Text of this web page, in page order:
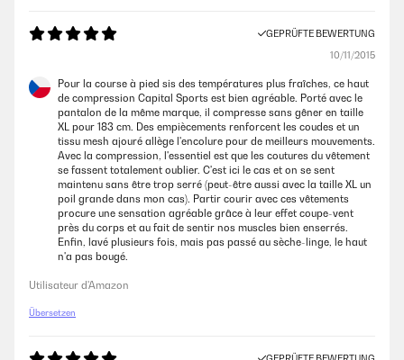
GEPRÜFTE BEWERTUNG
10/11/2015
Pour la course à pied sis des températures plus fraîches, ce haut
de compression Capital Sports est bien agréable. Porté avec le
pantalon de la même marque, il compresse sans gêner en taille
XL pour 183 cm. Des empiècements renforcent les coudes et un
tissu mesh ajouré allège l'encolure pour de meilleurs mouvements.
Avec la compression, l'essentiel est que les coutures du vêtement
se fassent totalement oublier. C'est ici le cas et on se sent
maintenu sans être trop serré (peut-être aussi avec la taille XL un
poil grande dans mon cas). Partir courir avec ces vêtements
procure une sensation agréable grâce à leur effet coupe-vent
près du corps et au fait de sentir nos muscles bien enserrés.
Enfin, lavé plusieurs fois, mais pas passé au sèche-linge, le haut
n'a pas bougé.
Utilisateur d'Amazon
Übersetzen